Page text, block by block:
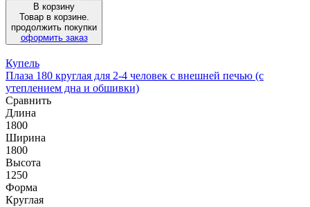
В корзину
Товар в корзине.
продолжить покупки
оформить заказ
Купель
Плаза 180 круглая для 2-4 человек с внешней печью (с
утеплением дна и обшивки)
Сравнить
Длина
1800
Ширина
1800
Высота
1250
Форма
Круглая